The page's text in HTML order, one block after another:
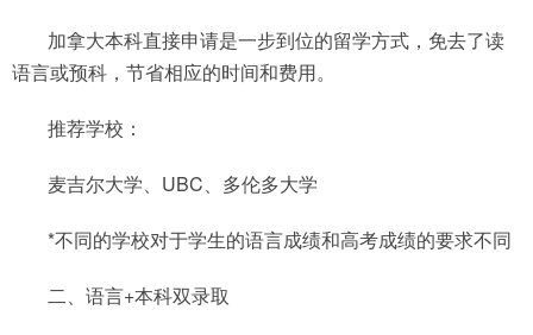
加拿大本科直接申请是一步到位的留学方式，免去了读
语言或预科，节省相应的时间和费用。
推荐学校：
麦吉尔大学、UBC、多伦多大学
*不同的学校对于学生的语言成绩和高考成绩的要求不同
二、语言+本科双录取